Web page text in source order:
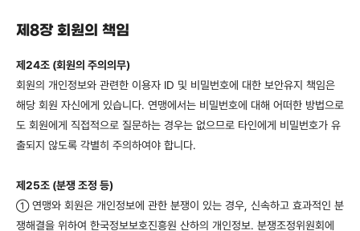
제8장 회원의 책임
제24조 (회원의 주의의무)
회원의 개인정보와 관련한 이용자 ID 및 비밀번호에 대한 보안유지 책임은
해당 회원 자신에게 있습니다. 연맹에서는 비밀번호에 대해 어떠한 방법으로
도 회원에게 직접적으로 질문하는 경우는 없으므로 타인에게 비밀번호가 유
출되지 않도록 각별히 주의하여야 합니다.
제25조 (분쟁 조정 등)
①연맹와 회원은 개인정보에 관한 분쟁이 있는 경우, 신속하고 효과적인 분
쟁해결을 위하여 한국정보보호진흥원 산하의 개인정보. 분쟁조정위원회에